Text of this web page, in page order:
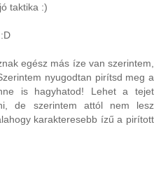
taktika :)
egész más íze van szerintem,
nyugodtan pirítsd meg a
is hagyhatod! Lehet a tejet
de szerintem attól nem lesz
karakteresebb ízű a pirított